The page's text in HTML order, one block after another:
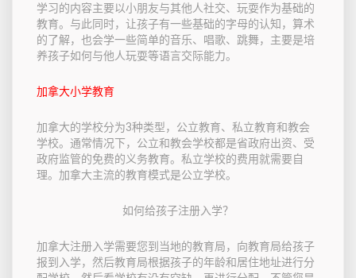
学习的内容主要以小朋友与其他人社交、玩耍作为基础的
教育。与此同时，让孩子有一些基础的字母的认知，算术
的了解，也会学一些简单的音乐、唱歌、跳舞，主要是培
养孩子如何与他人玩耍等语言交际能力。
加拿大小学教育
加拿大的学校分为3种类型，公立教育、私立教育和教会
学校。通常情况下，公立和教会学校都是省政府出资、受
政府监管的免费的义务教育。私立学校的费用就需要自
理。加拿大主流的教育模式是公立学校。
如何给孩子注册入学？
加拿大注册入学需要您到当地的教育局，向教育局给孩子
报到入学，然后教育局根据孩子的年龄和居住地址进行分